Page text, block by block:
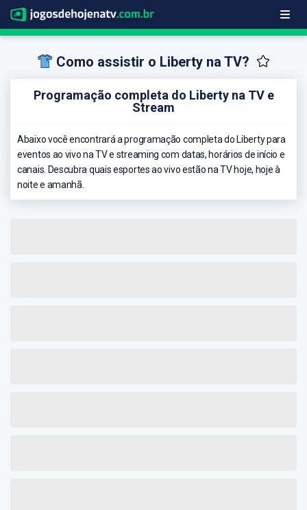
Como assistir o Liberty na TV?
Programação completa do Liberty na TV e
Stream
Abaixo você encontrará a programação completa do Liberty para
eventos ao vivo na TV e streaming com datas, horários de início e
canais. Descubra quais esportes ao vivo estão na TV hoje, hoje à
noite e amanhã.